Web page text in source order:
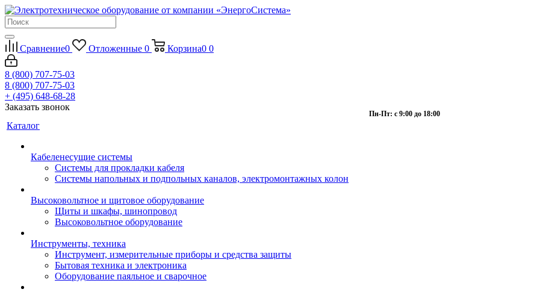
Сравнение0 Отложенные 0 Корзина0 0
8 (800) 707-75-03
8 (800) 707-75-03
+ (495) 648-68-28
Заказать звонок
Пн-Пт: с 9:00 до 18:00
Каталог
Кабеленесущие системы
Системы для прокладки кабеля
Системы напольных и подпольных каналов, электромонтажных колон
Высоковольтное и щитовое оборудование
Щиты и шкафы, шинопровод
Высоковольтное оборудование
Инструменты, техника
Инструмент, измерительные приборы и средства защиты
Бытовая техника и электроника
Оборудование паяльное и сварочное